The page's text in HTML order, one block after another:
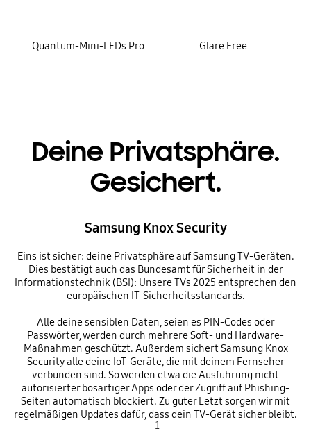
Quantum-Mini-LEDs Pro Glare Free
Deine Privatsphäre.
Gesichert.
Samsung Knox Security
Eins ist sicher: deine Privatsphäre auf Samsung TV-Geräten.
Dies bestätigt auch das Bundesamt für Sicherheit in der
Informationstechnik (BSI): Unsere TVs 2025 entsprechen den
europäischen IT-Sicherheitsstandards.
Alle deine sensiblen Daten, seien es PIN-Codes oder
Passwörter, werden durch mehrere Soft- und Hardware-
Maßnahmen geschützt. Außerdem sichert Samsung Knox
Security alle deine IoT-Geräte, die mit deinem Fernseher
verbunden sind. So werden etwa die Ausführung nicht
autorisierter bösartiger Apps oder der Zugriff auf Phishing-
Seiten automatisch blockiert. Zu guter Letzt sorgen wir mit
regelmäßigen Updates dafür, dass dein TV-Gerät sicher bleibt.
1